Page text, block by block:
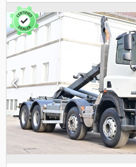
2 tengely, következő vizsga (TÜV):03/
fehér, hajtástípus: automata, kibocsátási
év:2020, Felszereltség:
ABS,
rendszer, állófűtés
, Kiváló állapot, 3
SCHWARZMÜLLER, első forgalomba
tulajdonos, Ausztria. Dsdpfxeyd S D Io